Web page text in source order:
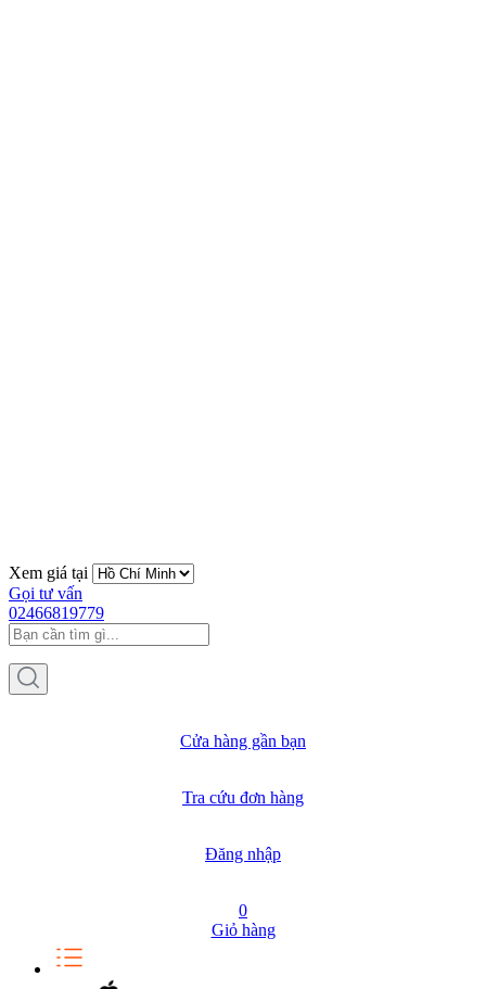
Xem giá tại
Gọi tư vấn
02466819779
Cửa hàng gần bạn
Tra cứu đơn hàng
Đăng nhập
0
Giỏ hàng